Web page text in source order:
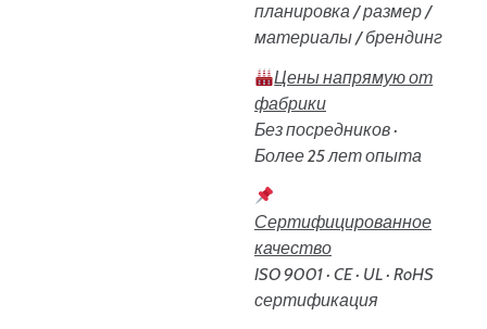
планировка / размер /
материалы / брендинг
Цены напрямую от
фабрики
Без посредников ·
Более 25 лет опыта
Сертифицированное
качество
ISO 9001 · CE · UL · RoHS
сертификация